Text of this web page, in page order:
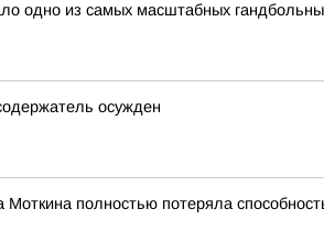
одно из самых масштабных
осужден
полностью потеряла